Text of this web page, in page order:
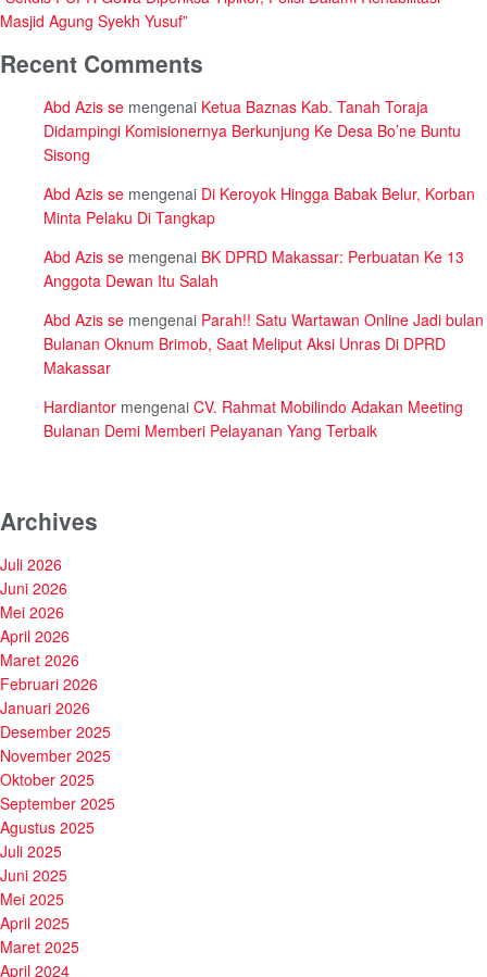
Masjid Agung Syekh Yusuf”
Recent Comments
Abd Azis se mengenai Ketua Baznas Kab. Tanah Toraja
Didampingi Komisionernya Berkunjung Ke Desa Bo’ne Buntu
Sisong
Abd Azis se mengenai Di Keroyok Hingga Babak Belur, Korban
Minta Pelaku Di Tangkap
Abd Azis se mengenai BK DPRD Makassar: Perbuatan Ke 13
Anggota Dewan Itu Salah
Abd Azis se mengenai Parah!! Satu Wartawan Online Jadi bulan
Bulanan Oknum Brimob, Saat Meliput Aksi Unras Di DPRD
Makassar
Hardiantor mengenai CV. Rahmat Mobilindo Adakan Meeting
Bulanan Demi Memberi Pelayanan Yang Terbaik
Archives
Juli 2026
Juni 2026
Mei 2026
April 2026
Maret 2026
Februari 2026
Januari 2026
Desember 2025
November 2025
Oktober 2025
September 2025
Agustus 2025
Juli 2025
Juni 2025
Mei 2025
April 2025
Maret 2025
April 2024